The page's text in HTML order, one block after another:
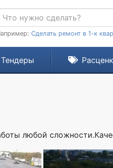
Сделать ремонт в 1-к
Тендеры
любой